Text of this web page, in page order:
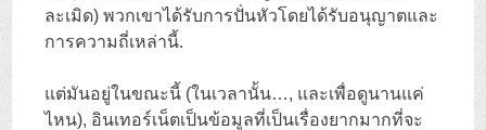
ละเมิด) พวกเขาได้รับการปั่นหัวโดยได้รับอนุญาตและ
การความถี่เหล่านี้.
แต่มันอยู่ในขณะนี้ (ในเวลานั้น…, และเพื่อดูนานแค่
ไหน), อินเทอร์เน็ตเป็นข้อมูลที่เป็นเรื่องยากมากที่จะ